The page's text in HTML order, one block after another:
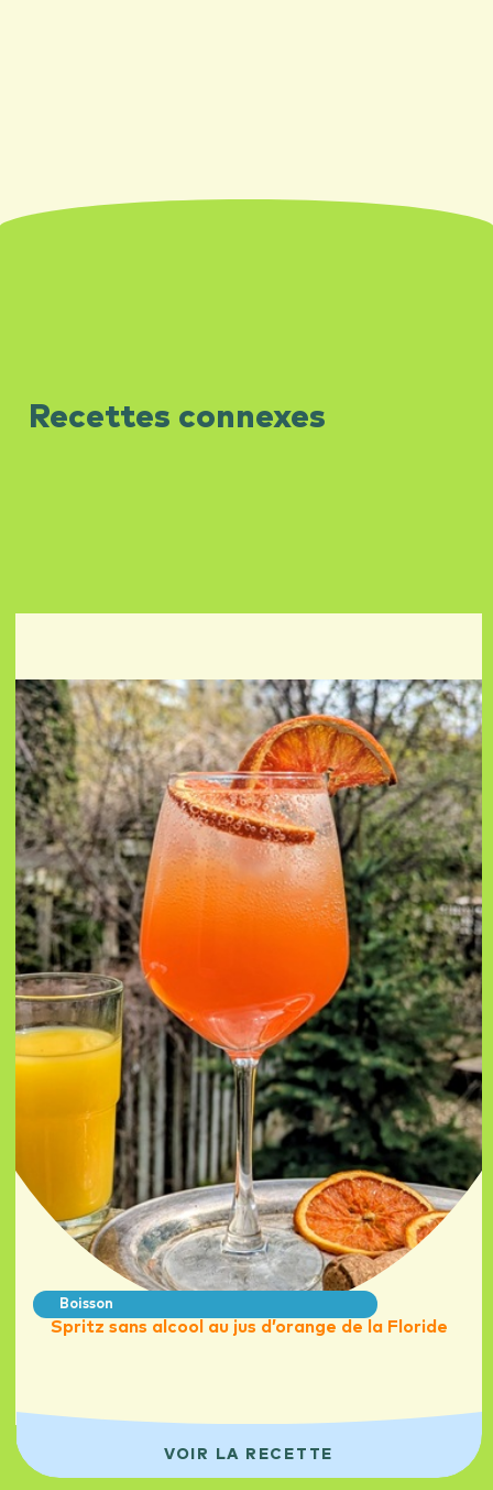
Recettes connexes
Boisson
Spritz sans alcool au jus d’orange de la Floride
VOIR LA RECETTE